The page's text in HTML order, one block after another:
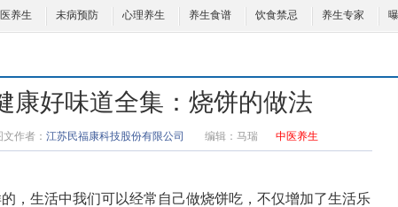
养生 未病预防 心理养生 养生食谱 饮食禁忌 养生专家
康好味道全集：烧饼的做法
文作者： 江苏民福康科技股份有限公司 编辑： 马瑞 中医养生
，生活中我们可以经常自己做烧饼吃，不仅增加了生活乐